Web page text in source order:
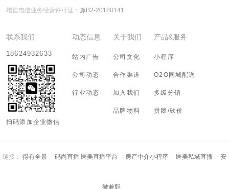
增值电信业务经营许可证： 豫B2-20180141
联系我们
18624932633
扫码添加企业微信
动态信息
站内广告
公司动态
行业动态
关于我们
公司文化
合作渠道
加入我们
品牌物料
产品&服务
小程序
O2O同城配送
多级分销
拼团/砍价
链接： 得有全景 码尚直播 医美直播平台 房产中介小程序 医美私域直播 安
徽兼职